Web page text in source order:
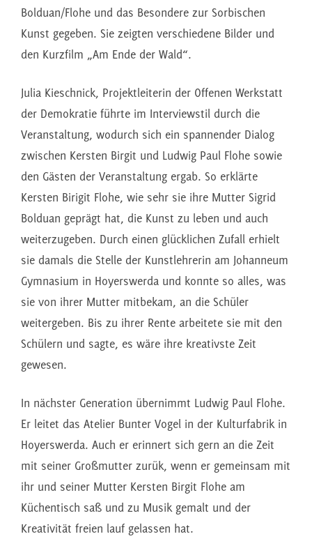
Bolduan/Flohe und das Besondere zur Sorbischen
Kunst gegeben. Sie zeigten verschiedene Bilder und
den Kurzfilm „Am Ende der Wald“.
Julia Kieschnick, Projektleiterin der Offenen Werkstatt
der Demokratie führte im Interviewstil durch die
Veranstaltung, wodurch sich ein spannender Dialog
zwischen Kersten Birgit und Ludwig Paul Flohe sowie
den Gästen der Veranstaltung ergab. So erklärte
Kersten Birigit Flohe, wie sehr sie ihre Mutter Sigrid
Bolduan geprägt hat, die Kunst zu leben und auch
weiterzugeben. Durch einen glücklichen Zufall erhielt
sie damals die Stelle der Kunstlehrerin am Johanneum
Gymnasium in Hoyerswerda und konnte so alles, was
sie von ihrer Mutter mitbekam, an die Schüler
weitergeben. Bis zu ihrer Rente arbeitete sie mit den
Schülern und sagte, es wäre ihre kreativste Zeit
gewesen.
In nächster Generation übernimmt Ludwig Paul Flohe.
Er leitet das Atelier Bunter Vogel in der Kulturfabrik in
Hoyerswerda. Auch er erinnert sich gern an die Zeit
mit seiner Großmutter zurük, wenn er gemeinsam mit
ihr und seiner Mutter Kersten Birgit Flohe am
Küchentisch saß und zu Musik gemalt und der
Kreativität freien lauf gelassen hat.